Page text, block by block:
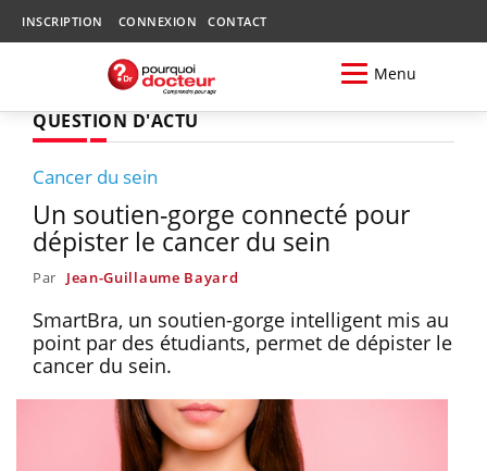
INSCRIPTION CONNEXION CONTACT
Menu
QUESTION D'ACTU
Cancer du sein
Un soutien-gorge connecté pour
dépister le cancer du sein
Par Jean-Guillaume Bayard
SmartBra, un soutien-gorge intelligent mis au
point par des étudiants, permet de dépister le
cancer du sein.